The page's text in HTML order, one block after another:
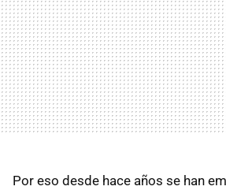
Por eso desde hace años se han